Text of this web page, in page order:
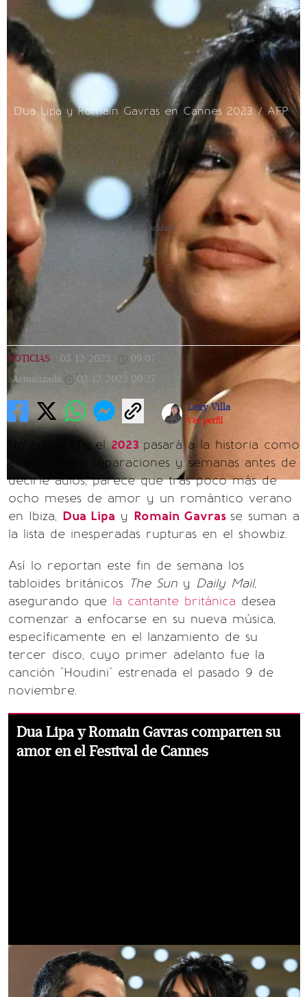
Dua Lipa y Romain Gavras en Cannes 2023 / AFP
[Publicidad]
NOTICIAS 03/12/2023 09:07
Actualizada
03/12/2023 09:27
Lexy Villa
Ver perfil
No hay duda, el2023 pasará a la historia como
el año de las separaciones y semanas antes de
decirle adiós, parece que tras poco más de
ocho meses de amor y un romántico verano
en Ibiza, Dua Lipa y Romain Gavras se suman a
la lista de inesperadas rupturas en el showbiz.
Así lo reportan este fin de semana los
tabloides británicos The Sun y Daily Mail,
asegurando que la cantante británica desea
comenzar a enfocarse en su nueva música,
específicamente en el lanzamiento de su
tercer disco, cuyo primer adelanto fue la
canción "Houdini" estrenada el pasado 9 de
noviembre.
Dua Lipa y Romain Gavras comparten su
amor en el Festival de Cannes